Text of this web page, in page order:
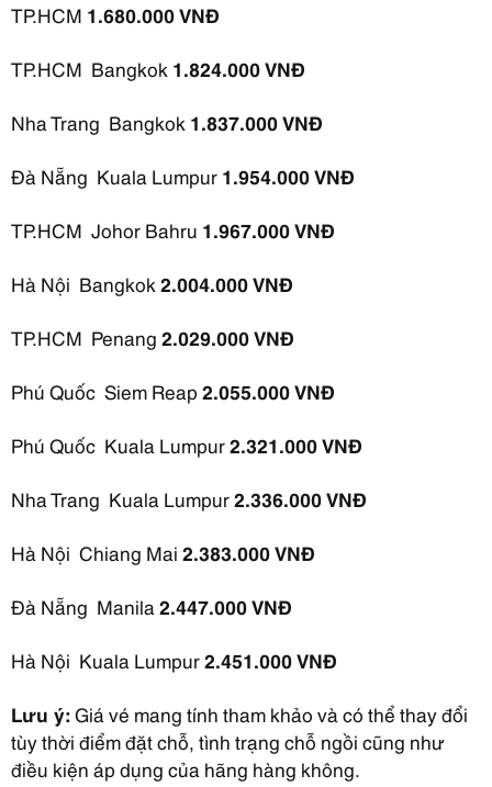
TP.HCM 1.680.000 VNĐ
TP.HCM Bangkok 1.824.000 VNĐ
Nha Trang Bangkok 1.837.000 VNĐ
Đà Nẵng Kuala Lumpur 1.954.000 VNĐ
TP.HCM Johor Bahru 1.967.000 VNĐ
Hà Nội Bangkok 2.004.000 VNĐ
TP.HCM Penang 2.029.000 VNĐ
Phú Quốc Siem Reap 2.055.000 VNĐ
Phú Quốc Kuala Lumpur2.321.000 VNĐ
Nha Trang Kuala Lumpur2.336.000 VNĐ
Hà Nội Chiang Mai 2.383.000 VNĐ
Đà Nẵng Manila 2.447.000 VNĐ
Hà Nội Kuala Lumpur2.451.000 VNĐ
Lưu ý:Giá vé mang tính tham khảo và có thể thay đổi
tùy thời điểm đặt chỗ, tình trạng chỗ ngồi cũng như
điều kiện áp dụng của hãng hàng không.